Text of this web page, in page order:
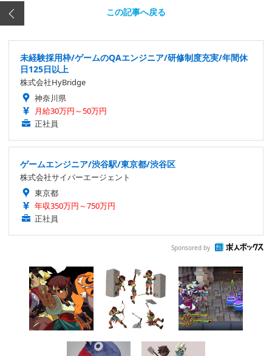
この記事へ戻る
未経験採用枠/ゲームのQAエンジニア/研修制度充実/年間休
日125日以上
株式会社HyBridge
神奈川県
月給30万円～50万円
正社員
ゲームエンジニア/渋谷駅/東京都/渋谷区
株式会社サイバーエージェント
東京都
年収350万円～750万円
正社員
Sponsored by